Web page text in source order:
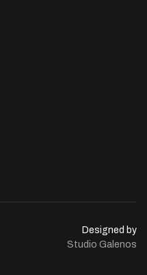
Designed by
Studio Galenos